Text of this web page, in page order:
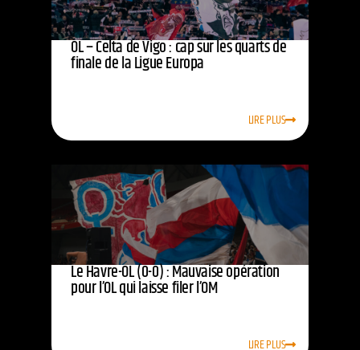
OL – Celta de Vigo : cap sur les quarts de
finale de la Ligue Europa
LIRE PLUS
Le Havre-OL (0-0) : Mauvaise opération
pour l’OL qui laisse filer l’OM
LIRE PLUS